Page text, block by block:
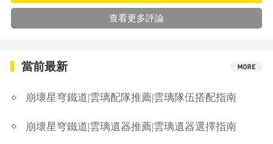
查看更多評論
當前最新
崩壞星穹鐵道|雲璃配隊推薦|雲璃隊伍搭配指南
崩壞星穹鐵道|雲璃遺器推薦|雲璃遺器選擇指南